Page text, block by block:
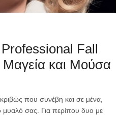
Fall
και Μούσα
που συνέβη και σε μένα,
μυαλό σας. Για περίπου δυο με